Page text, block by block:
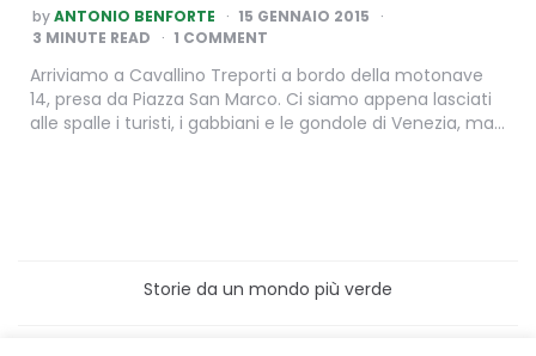
POSTED
BY
byANTONIO BENFORTE
15 GENNAIO 2015
3 MINUTE READ 1 COMMENT
Arriviamo a Cavallino Treporti a bordo della motonave
14, presa da Piazza San Marco. Ci siamo appena lasciati
alle spalle i turisti, i gabbiani e le gondole di Venezia, ma…
Storie da un mondo più verde